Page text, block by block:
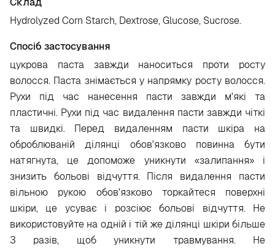
Hydrolyzed Corn Starch, Dextrose, Glucose, Sucrose.
Спосіб застосування
цукрова паста завжди наноситься проти росту
волосся. Паста знімається у напрямку росту волосся.
Рухи під час нанесення пасти завжди м'які та
пластичні. Рухи під час видалення пасти завжди чіткі
та швидкі. Перед видаленням пасти шкіра на
оброблюваній ділянці обов'язково повинна бути
натягнута, це допоможе уникнути «залипання» і
знизить больові відчуття. Після видалення пасти
вільною рукою обов'язково торкайтеся поверхні
шкіри, це усуває і розсіює больові відчуття. Не
використовуйте на одній і тій же ділянці шкіри більше
3 разів, щоб уникнути травмування. Не